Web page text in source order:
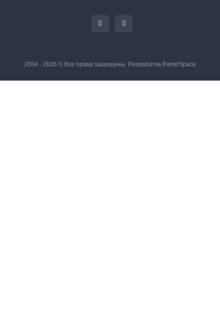
2004 - 2026 © Все права защищены. Разработка RamirSpace